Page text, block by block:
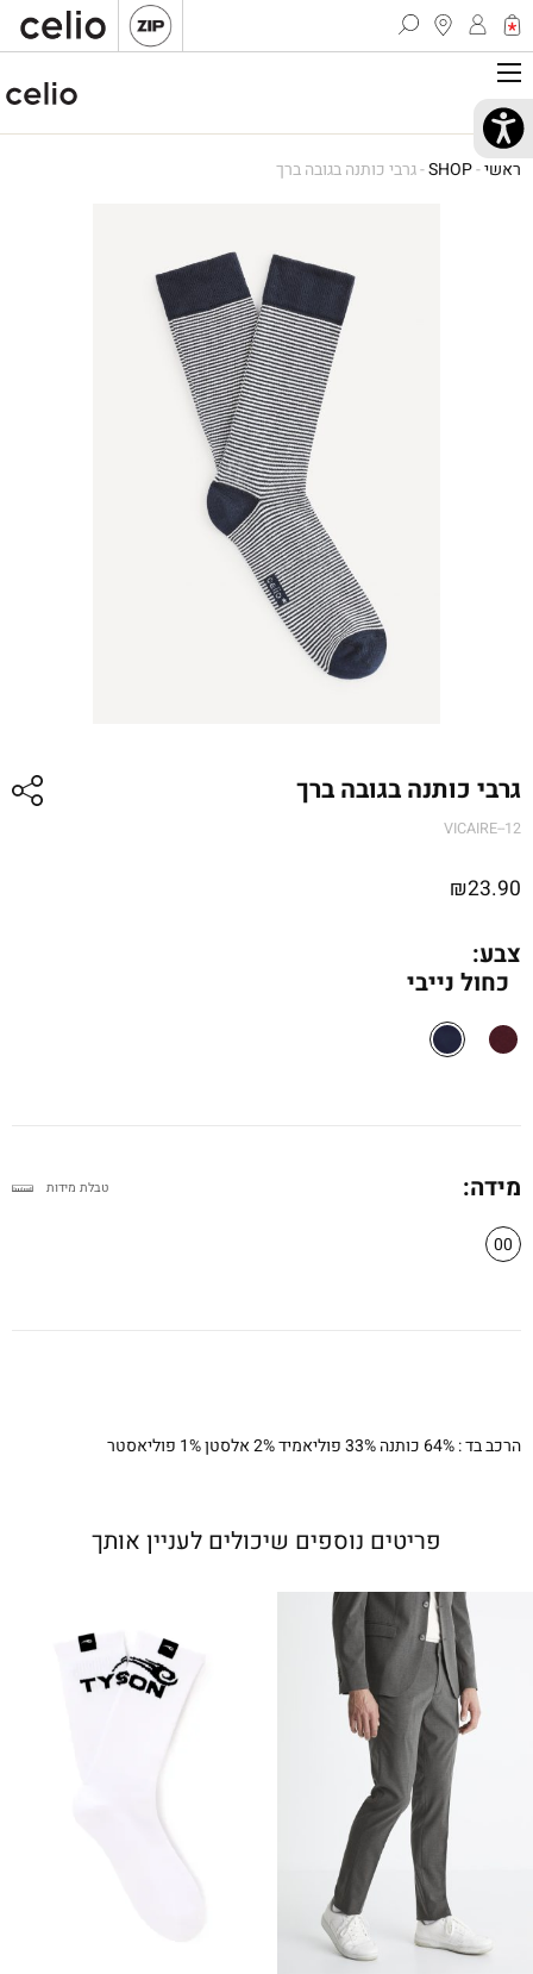
ראשי-
SHOP
-גרבי כותנה בגובה ברך
גרבי כותנה בגובה ברך
VICAIRE--12
₪23.90
צבע:
כחול נייבי
מידה:
00
טבלת מידות
הרכב בד : 64% כותנה 33% פוליאמיד 2% אלסטן 1% פוליאסטר
פריטים נוספים שיכולים לעניין אותך